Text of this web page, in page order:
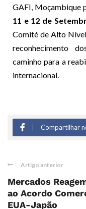
GAFI, Moçambique
11 e 12 de
Comité de Alto
reconhecimento
caminho para a
internacional.
Compartilhar
Artigo anterior
Mercados
ao Acordo
EUA-Japão